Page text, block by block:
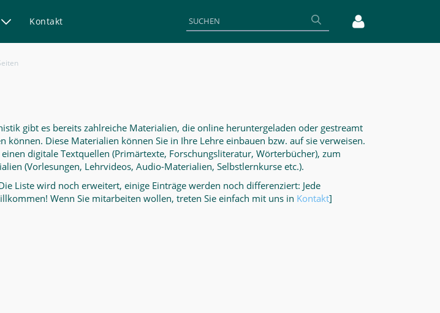
Kontakt
gibt es bereits zahlreiche Materialien, die online heruntergeladen oder gestreamt
können. Diese Materialien können Sie in Ihre Lehre einbauen bzw. auf sie verweisen.
digitale Textquellen (Primärtexte, Forschungsliteratur, Wörterbücher), zum
(Vorlesungen, Lehrvideos, Audio-Materialien, Selbstlernkurse etc.).
Liste wird noch erweitert, einige Einträge werden noch differenziert: Jede
Wenn Sie mitarbeiten wollen, treten Sie einfach mit uns in Kontakt]